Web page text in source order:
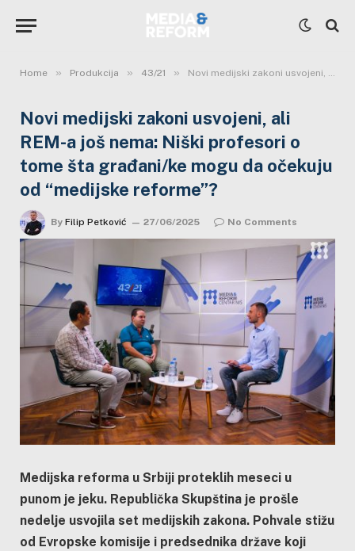
Home » Produkcija » 43/21 » Novi medijski zakoni usvojeni, ali REM-a još nema: Niški profesori o tome šta građani/ke mogu da očekuju od “medijske reforme”?
Novi medijski zakoni usvojeni, ali
REM-a još nema: Niški profesori o
tome šta građani/ke mogu da očekuju
od “medijske reforme”?
By Filip Petković 27/06/2025 No Comments
Medijska reforma u Srbiji proteklih meseci u
punom je jeku. Republička Skupština je prošle
nedelje usvojila set medijskih zakona. Pohvale stižu
od Evropske komisije i predsednika države koji